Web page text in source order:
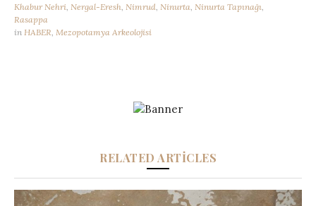
Khabur Nehri Nergal-Eresh Nimrud Ninurta Ninurta Tapınağı
Rasappa
in HABER Mezopotamya Arkeolojisi
RELATED ARTICLES